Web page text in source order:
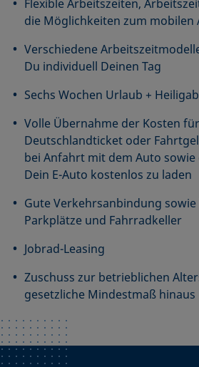
Flexible Arbeitszeiten,
die Möglichkeiten zum mobilen
Verschiedene
Du individuell Deinen Tag
Sechs Wochen Urlaub +
Volle Übernahme der Kosten
Deutschlandticket oder
bei Anfahrt mit dem Auto
Dein E-Auto kostenlos zu laden
Gute Verkehrsanbindung
Parkplätze und Fahrradkeller
Jobrad-Leasing
Zuschuss zur betrieblichen
gesetzliche Mindestmaß hinaus